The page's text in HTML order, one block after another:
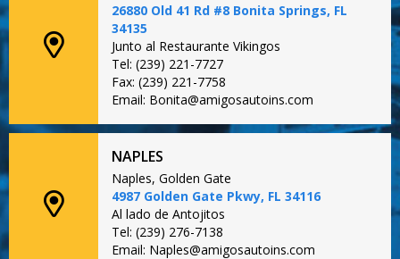
26880 Old 41 Rd #8 Bonita Springs, FL
34135
Junto al Restaurante Vikingos
Tel: (239) 221-7727
Fax: (239) 221-7758
Email: Bonita@amigosautoins.com
NAPLES
Naples, Golden Gate
4987 Golden Gate Pkwy, FL 34116
Al lado de Antojitos
Tel: (239) 276-7138
Email: Naples@amigosautoins.com